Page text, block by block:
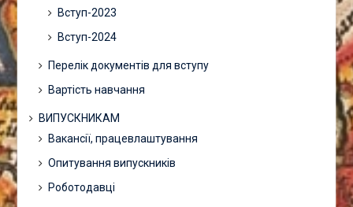
Вступ-2023
Вступ-2024
Перелік документів для вступу
Вартість навчання
ВИПУСКНИКАМ
Вакансії, працевлаштування
Опитування випускників
Роботодавці